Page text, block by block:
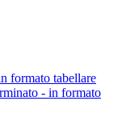
formato tabellare
- in formato